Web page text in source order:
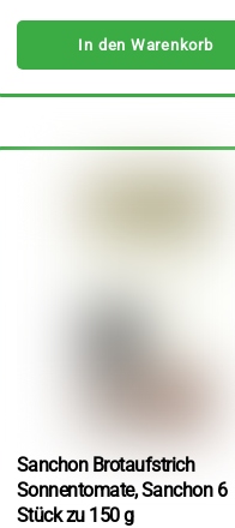
In den Warenkorb
Sanchon Brotaufstrich
Sonnentomate, Sanchon 6
Stück zu 150 g